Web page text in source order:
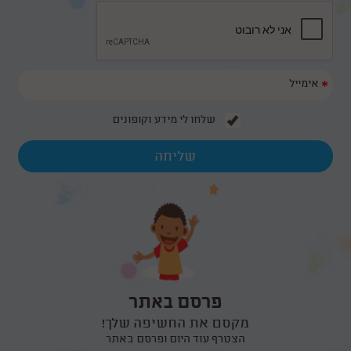
*
שלחו לי מידע וקופונים
פרסם באתר
מקסם את החשיפה שלך!
הצטרף עוד היום ופרסם באתר